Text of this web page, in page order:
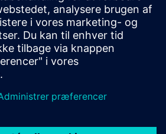
mulighed for at tilføje et
af industriel kvalitet fra